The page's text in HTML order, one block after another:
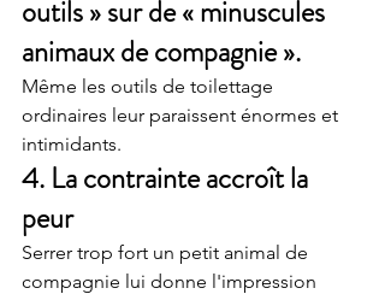
outils » sur de « minuscules
animaux de compagnie ».
Même les outils de toilettage
ordinaires leur paraissent énormes et
intimidants.
4. La contrainte accroît la
peur
Serrer trop fort un petit animal de
compagnie lui donne l'impression